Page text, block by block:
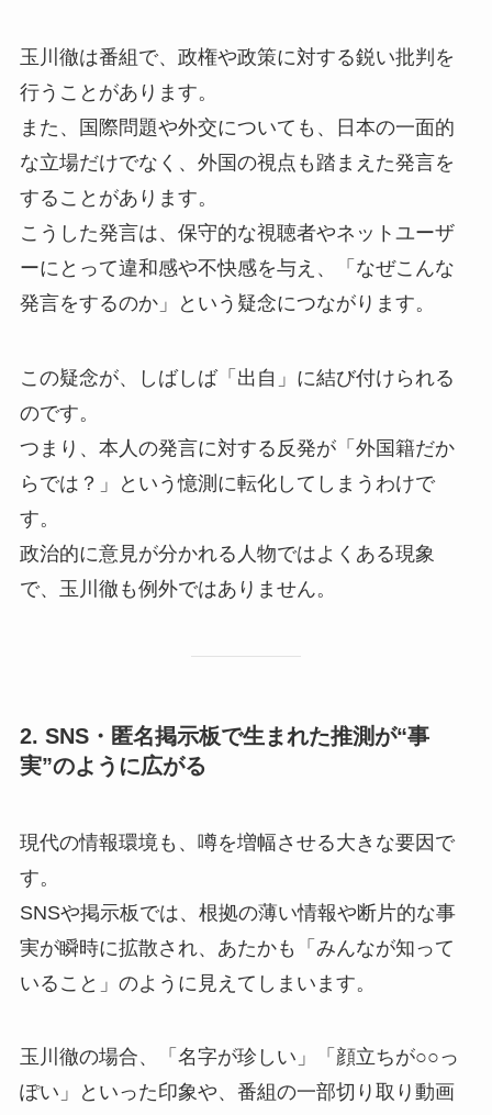
玉川徹は番組で、政権や政策に対する鋭い批判を
行うことがあります。
また、国際問題や外交についても、日本の一面的
な立場だけでなく、外国の視点も踏まえた発言を
することがあります。
こうした発言は、保守的な視聴者やネットユーザ
ーにとって違和感や不快感を与え、「なぜこんな
発言をするのか」という疑念につながります。
この疑念が、しばしば「出自」に結び付けられる
のです。
つまり、本人の発言に対する反発が「外国籍だか
らでは？」という憶測に転化してしまうわけで
す。
政治的に意見が分かれる人物ではよくある現象
で、玉川徹も例外ではありません。
2. SNS・匿名掲示板で生まれた推測が“事
実”のように広がる
現代の情報環境も、噂を増幅させる大きな要因で
す。
SNSや掲示板では、根拠の薄い情報や断片的な事
実が瞬時に拡散され、あたかも「みんなが知って
いること」のように見えてしまいます。
玉川徹の場合、「名字が珍しい」「顔立ちが○○っ
ぽい」といった印象や、番組の一部切り取り動画